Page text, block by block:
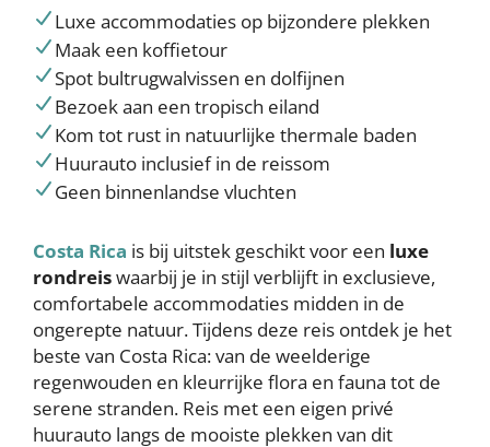
Luxe accommodaties op bijzondere plekken
Maak een koffietour
Spot bultrugwalvissen en dolfijnen
Bezoek aan een tropisch eiland
Kom tot rust in natuurlijke thermale baden
Huurauto inclusief in de reissom
Geen binnenlandse vluchten
Costa Rica is bij uitstek geschikt voor een luxe
rondreiswaarbij je in stijl verblijft in exclusieve,
comfortabele accommodaties midden in de
ongerepte natuur. Tijdens deze reis ontdek je het
beste van Costa Rica: van de weelderige
regenwouden en kleurrijke flora en fauna tot de
serene stranden. Reis met een eigen privé
huurauto langs de mooiste plekken van dit